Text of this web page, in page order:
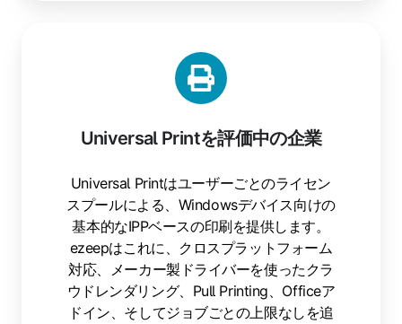
Universal Printを評価中の企業
Universal Printはユーザーごとのライセン
スプールによる、Windowsデバイス向けの
基本的なIPPベースの印刷を提供します。
ezeepはこれに、クロスプラットフォーム
対応、メーカー製ドライバーを使ったクラ
ウドレンダリング、Pull Printing、Officeア
ドイン、そしてジョブごとの上限なしを追